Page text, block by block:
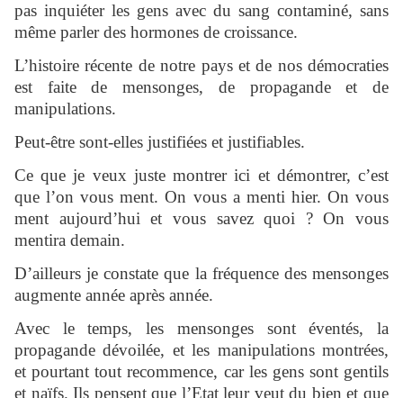
pas inquiéter les gens avec du sang contaminé, sans
même parler des hormones de croissance.
L’histoire récente de notre pays et de nos démocraties
est faite de mensonges, de propagande et de
manipulations.
Peut-être sont-elles justifiées et justifiables.
Ce que je veux juste montrer ici et démontrer, c’est
que l’on vous ment. On vous a menti hier. On vous
ment aujourd’hui et vous savez quoi ? On vous
mentira demain.
D’ailleurs je constate que la fréquence des mensonges
augmente année après année.
Avec le temps, les mensonges sont éventés, la
propagande dévoilée, et les manipulations montrées,
et pourtant tout recommence, car les gens sont gentils
et naïfs. Ils pensent que l’Etat leur veut du bien et que